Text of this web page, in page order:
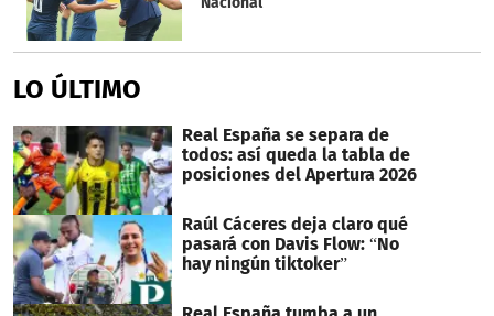
LO ÚLTIMO
Real España se separa de
todos: así queda la tabla de
posiciones del Apertura 2026
Raúl Cáceres deja claro qué
pasará con Davis Flow: “No
hay ningún tiktoker”